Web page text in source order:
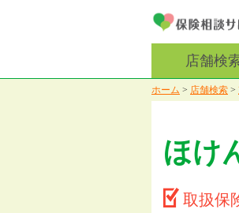
店舗検
ホーム > 店舗検索 >
ほけ
取扱保